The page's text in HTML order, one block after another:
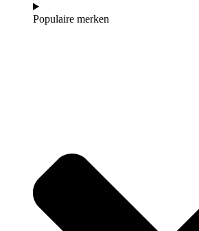
Populaire merken